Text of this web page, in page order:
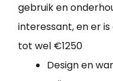
gebruik en
interessant, en er
tot wel €1250
Design en